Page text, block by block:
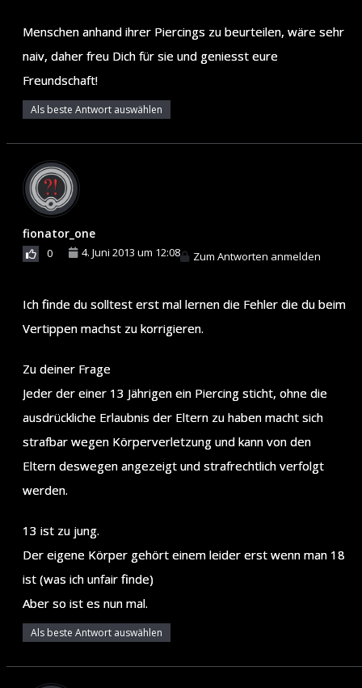
Menschen anhand ihrer Piercings zu beurteilen, wäre sehr
naiv, daher freu Dich für sie und geniesst eure
Freundschaft!
Als beste Antwort auswählen
fionator_one
0 4. Juni 2013 um 12:08 Zum Antworten anmelden
Ich finde du solltest erst mal lernen die Fehler die du beim
Vertippen machst zu korrigieren.
Zu deiner Frage
Jeder der einer 13 Jährigen ein Piercing sticht, ohne die
ausdrückliche Erlaubnis der Eltern zu haben macht sich
strafbar wegen Körperverletzung und kann von den
Eltern deswegen angezeigt und strafrechtlich verfolgt
werden.
13 ist zu jung.
Der eigene Körper gehört einem leider erst wenn man 18
ist (was ich unfair finde)
Aber so ist es nun mal.
Als beste Antwort auswählen